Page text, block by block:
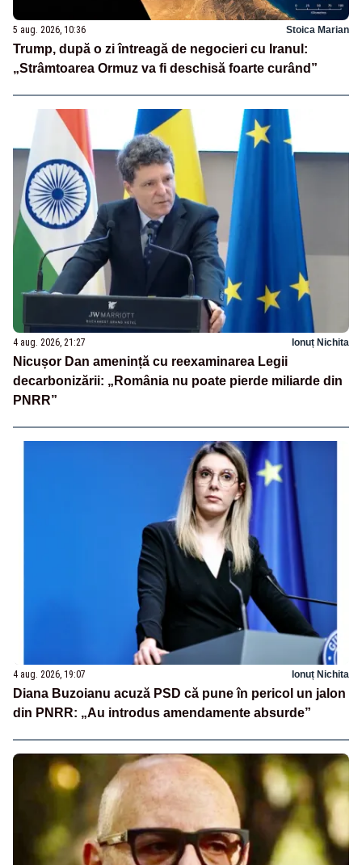
5 aug. 2026, 10:36 Stoica Marian
Trump, după o zi întreagă de negocieri cu Iranul:
„Strâmtoarea Ormuz va fi deschisă foarte curând”
4 aug. 2026, 21:27 Ionuț Nichita
Nicușor Dan amenință cu reexaminarea Legii
decarbonizării: „România nu poate pierde miliarde din
PNRR”
4 aug. 2026, 19:07 Ionuț Nichita
Diana Buzoianu acuză PSD că pune în pericol un jalon
din PNRR: „Au introdus amendamente absurde”